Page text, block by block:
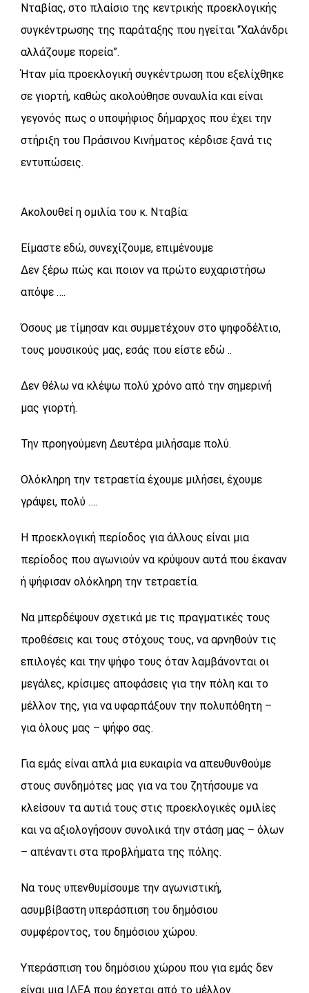
Νταβίας, στο πλαίσιο της κεντρικής προεκλογικής
συγκέντρωσης της παράταξης που ηγείται “Χαλάνδρι
αλλάζουμε πορεία”.
Ήταν μία προεκλογική συγκέντρωση που εξελίχθηκε
σε γιορτή, καθώς ακολούθησε συναυλία και είναι
γεγονός πως ο υποψήφιος δήμαρχος που έχει την
στήριξη του Πράσινου Κινήματος κέρδισε ξανά τις
εντυπώσεις.
Ακολουθεί η ομιλία του κ. Νταβία:
Είμαστε εδώ, συνεχίζουμε, επιμένουμε
Δεν ξέρω πώς και ποιον να πρώτο ευχαριστήσω
απόψε ….
Όσους με τίμησαν και συμμετέχουν στο ψηφοδέλτιο,
τους μουσικούς μας, εσάς που είστε εδώ ..
Δεν θέλω να κλέψω πολύ χρόνο από την σημερινή
μας γιορτή.
Την προηγούμενη Δευτέρα μιλήσαμε πολύ.
Ολόκληρη την τετραετία έχουμε μιλήσει, έχουμε
γράψει, πολύ ….
Η προεκλογική περίοδος για άλλους είναι μια
περίοδος που αγωνιούν να κρύψουν αυτά που έκαναν
ή ψήφισαν ολόκληρη την τετραετία.
Να μπερδέψουν σχετικά με τις πραγματικές τους
προθέσεις και τους στόχους τους, να αρνηθούν τις
επιλογές και την ψήφο τους όταν λαμβάνονται οι
μεγάλες, κρίσιμες αποφάσεις για την πόλη και το
μέλλον της, για να υφαρπάξουν την πολυπόθητη –
για όλους μας – ψήφο σας.
Για εμάς είναι απλά μια ευκαιρία να απευθυνθούμε
στους συνδημότες μας για να του ζητήσουμε να
κλείσουν τα αυτιά τους στις προεκλογικές ομιλίες
και να αξιολογήσουν συνολικά την στάση μας – όλων
– απέναντι στα προβλήματα της πόλης.
Να τους υπενθυμίσουμε την αγωνιστική,
ασυμβίβαστη υπεράσπιση του δημόσιου
συμφέροντος, του δημόσιου χώρου.
Υπεράσπιση του δημόσιου χώρου που για εμάς δεν
είναι μια ΙΔΕΑ που έρχεται από το μέλλον.